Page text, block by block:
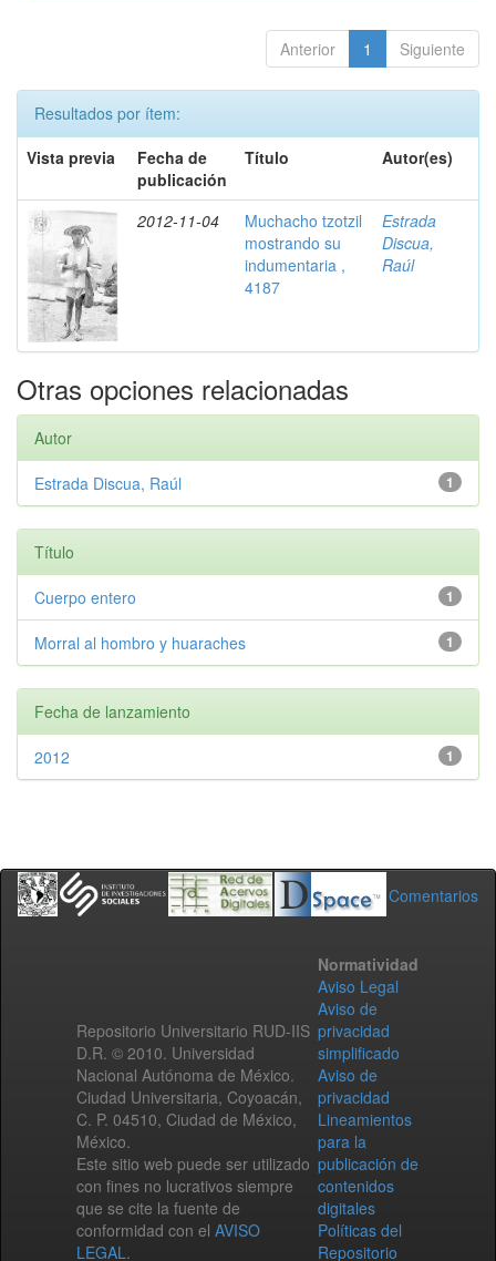
Anterior 1 Siguiente
Resultados por ítem:
Vista previa
Fecha de
publicación
Título Autor(es)
2012-11-04
Muchacho tzotzil
mostrando su
indumentaria ,
4187
Estrada
Discua,
Raúl
Otras opciones relacionadas
Autor
1
Estrada Discua, Raúl
Título
1
Cuerpo entero
1
Morral al hombro y huaraches
Fecha de lanzamiento
1
2012
Comentarios
Repositorio Universitario RUD-IIS
D.R. © 2010. Universidad
Nacional Autónoma de México.
Ciudad Universitaria, Coyoacán,
C. P. 04510, Ciudad de México,
México.
Este sitio web puede ser utilizado
con fines no lucrativos siempre
que se cite la fuente de
conformidad con el AVISO
LEGAL.
Normatividad
Aviso Legal
Aviso de
privacidad
simplificado
Aviso de
privacidad
Lineamientos
para la
publicación de
contenidos
digitales
Políticas del
Repositorio